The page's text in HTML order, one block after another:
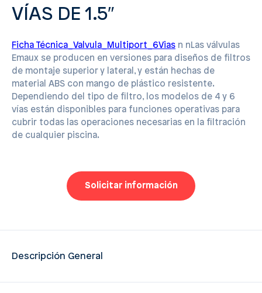
VÍAS DE 1.5″
Ficha Técnica_Valvula_Multiport_6Vias n nLas válvulas
Emaux se producen en versiones para diseños de filtros
de montaje superior y lateral, y están hechas de
material ABS con mango de plástico resistente.
Dependiendo del tipo de filtro, los modelos de 4 y 6
vías están disponibles para funciones operativas para
cubrir todas las operaciones necesarias en la filtración
de cualquier piscina.
Solicitar información
Descripción General